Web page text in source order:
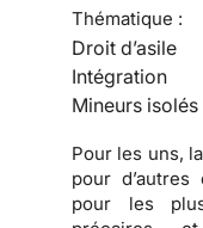
Thématique :
Droit d’asile
Intégration
Mineurs
Pour les uns,
pour
pour les